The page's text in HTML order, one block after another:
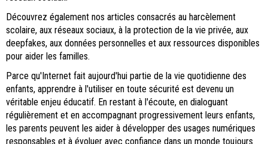
Découvrez également nos articles consacrés au harcèlement
scolaire, aux réseaux sociaux, à la protection de la vie privée, aux
deepfakes, aux données personnelles et aux ressources disponibles
pour aider les familles.
Parce qu'Internet fait aujourd'hui partie de la vie quotidienne des
enfants, apprendre à l'utiliser en toute sécurité est devenu un
véritable enjeu éducatif. En restant à l'écoute, en dialoguant
régulièrement et en accompagnant progressivement leurs enfants,
les parents peuvent les aider à développer des usages numériques
responsables et à évoluer avec confiance dans un monde toujours